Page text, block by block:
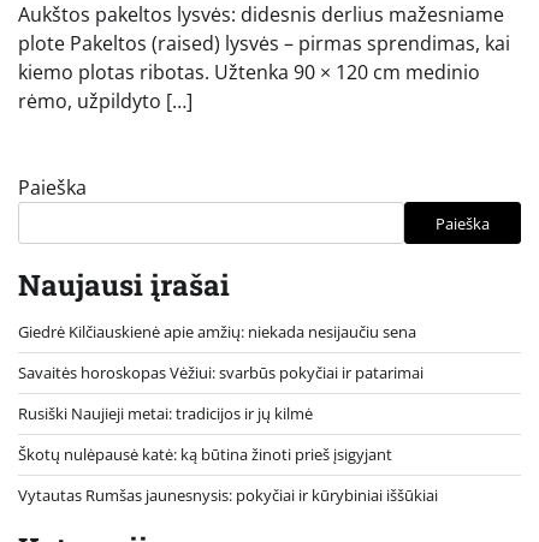
Aukštos pakeltos lysvės: didesnis derlius mažesniame
plote Pakeltos (raised) lysvės – pirmas sprendimas, kai
kiemo plotas ribotas. Užtenka 90 × 120 cm medinio
rėmo, užpildyto […]
Paieška
Paieška
Naujausi įrašai
Giedrė Kilčiauskienė apie amžių: niekada nesijaučiu sena
Savaitės horoskopas Vėžiui: svarbūs pokyčiai ir patarimai
Rusiški Naujieji metai: tradicijos ir jų kilmė
Škotų nulėpausė katė: ką būtina žinoti prieš įsigyjant
Vytautas Rumšas jaunesnysis: pokyčiai ir kūrybiniai iššūkiai